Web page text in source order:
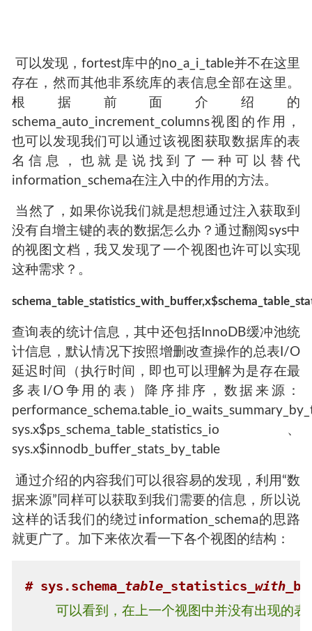
​ 可以发现，fortest库中的no_a_i_table并不在这里
存在，然而其他非系统库的表信息全部在这里。
根据前面介绍的
schema_auto_increment_columns视图的作用，
也可以发现我们可以通过该视图获取数据库的表
名信息，也就是说找到了一种可以替代
information_schema在注入中的作用的方法。
​ 当然了，如果你说我们就是想想通过注入获取到
没有自增主键的表的数据怎么办？通过翻阅sys中
的视图文档，我又发现了一个视图也许可以实现
这种需求？。
查询表的统计信息，其中还包括InnoDB缓冲池统
计信息，默认情况下按照增删改查操作的总表I/O
延迟时间（执行时间，即也可以理解为是存在最
多表I/O争用的表）降序排序，数据来源：
sys.x$ps_schema_table_statistics_io、
sys.x$innodb_buffer_stats_by_table
​ 通过介绍的内容我们可以很容易的发现，利用“数
据来源”同样可以获取到我们需要的信息，所以说
这样的话我们的绕过information_schema的思路
就更广了。加下来依次看一下各个视图的结构：
# sys.schema_table_ statistics _with_